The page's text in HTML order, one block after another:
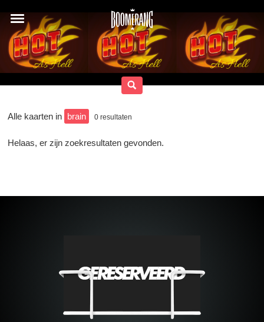
Alle kaarten in brain 0 resultaten
Helaas, er zijn zoekresultaten gevonden.